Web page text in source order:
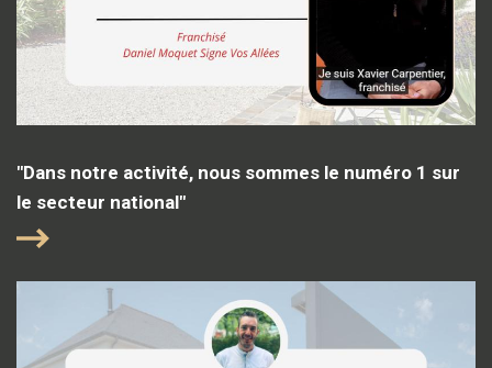
"Dans notre activité, nous sommes le numéro 1 sur
le secteur national"